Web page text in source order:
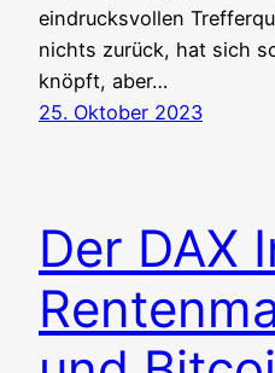
ein­drucks­vol­len
nichts zurück, hat sich
knöpft, aber…
25. Oktober 2023
Der DAX